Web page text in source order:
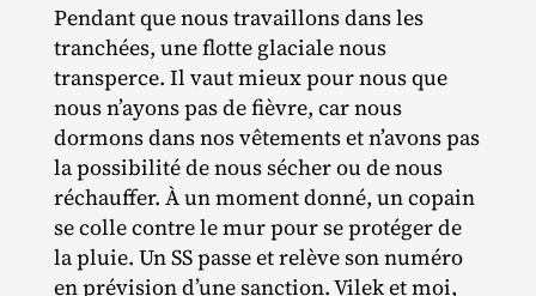
Pendant que nous travaillons dans les
tranchées, une flotte glaciale nous
transperce. Il vaut mieux pour nous que
nous n’ayons pas de fièvre, car nous
dormons dans nos vêtements et n’avons pas
la possibilité de nous sécher ou de nous
réchauffer. À un moment donné, un copain
se colle contre le mur pour se protéger de
la pluie. Un SS passe et relève son numéro
en prévision d’une sanction. Vilek et moi,